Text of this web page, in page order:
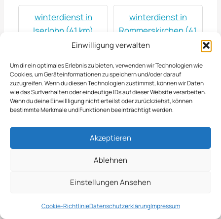
Einwilligung verwalten
Um dir ein optimales Erlebnis zu bieten, verwenden wir Technologien wie
Cookies, um Geräteinformationen zu speichern und/oder darauf
zuzugreifen. Wenn du diesen Technologien zustimmst, können wir Daten
wie das Surfverhalten oder eindeutige IDs auf dieser Website verarbeiten.
Wenn du deine Einwillligung nicht erteilst oder zurückziehst, können
bestimmte Merkmale und Funktionen beeinträchtigt werden.
Akzeptieren
Ablehnen
Einstellungen Ansehen
Cookie-RichtlinieDatenschutzerklärungImpressum
winterdienst in
Iserlohn (41 km)
winterdienst in
Rommerskirchen (41
winterdienst in
Krefeld (42 km)
winterdienst in
Moers (42 km)
winterdienst in Porz
am Rhein (42 km)
winterdienst in
Willich (42 km)
winterdienst in